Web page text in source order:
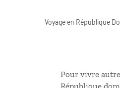
Voyage en République
Pour vivre
République